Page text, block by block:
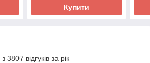
Купити
3807 відгуків за рік